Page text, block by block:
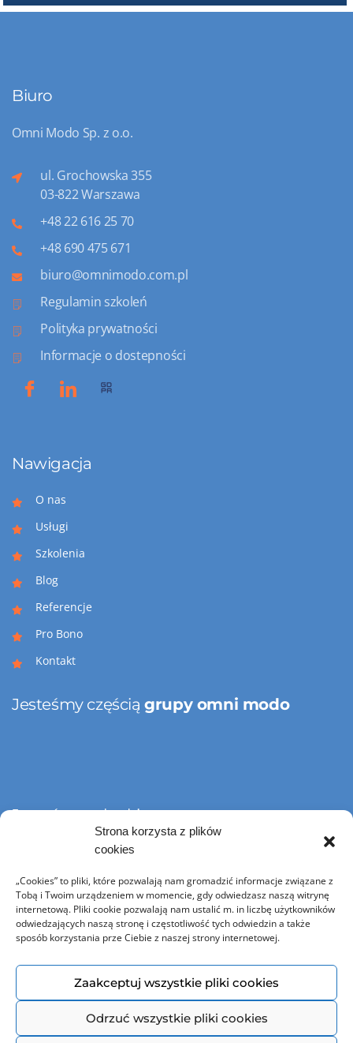
Strona korzysta z plików
cookies
„Cookies” to pliki, które pozwalają nam gromadzić informacje związane z
Tobą i Twoim urządzeniem w momencie, gdy odwiedzasz naszą witrynę
internetową. Pliki cookie pozwalają nam ustalić m. in liczbę użytkowników
odwiedzających naszą stronę i częstotliwość tych odwiedzin a także
sposób korzystania prze Ciebie z naszej strony internetowej.
Zaakceptuj wszystkie pliki cookies
Odrzuć wszystkie pliki cookies
Biuro
Omni Modo Sp. z o.o.
ul. Grochowska 355
03-822 Warszawa
+48 22 616 25 70
+48 690 475 671
biuro@omnimodo.com.pl
Regulamin szkoleń
Polityka prywatności
Informacje o dostepności
Nawigacja
O nas
Usługi
Szkolenia
Blog
Referencje
Pro Bono
Kontakt
Jesteśmy częściągrupy omni modo
Jesteśmy członkiem